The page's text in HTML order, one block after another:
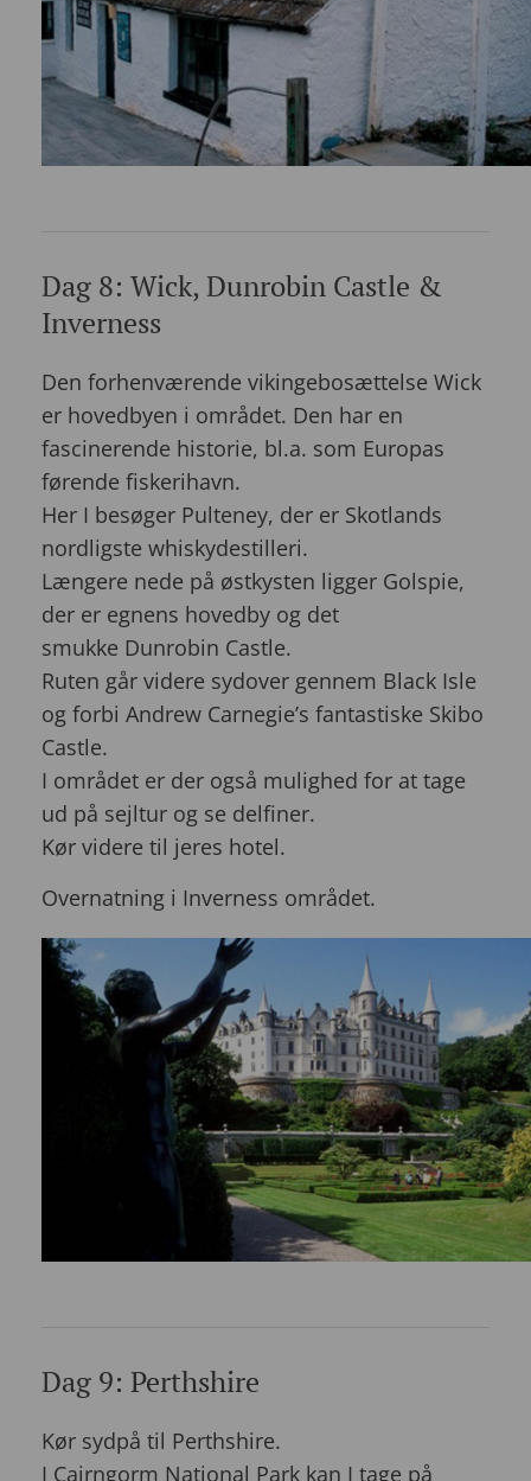
Dag 8: Wick, Dunrobin Castle &
Inverness
Den forhenværende vikingebosættelse Wick
er hovedbyen i området. Den har en
fascinerende historie, bl.a. som Europas
førende fiskerihavn.
Her I besøger Pulteney, der er Skotlands
nordligste whiskydestilleri.
Længere nede på østkysten ligger Golspie,
der er egnens hovedby og det
smukke Dunrobin Castle.
Ruten går videre sydover gennem Black Isle
og forbi Andrew Carnegie’s fantastiske Skibo
Castle.
I området er der også mulighed for at tage
ud på sejltur og se delfiner.
Kør videre til jeres hotel.
Overnatning i Inverness området.
Dag 9: Perthshire
Kør sydpå til Perthshire.
I Cairngorm National Park kan I tage på